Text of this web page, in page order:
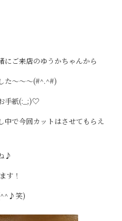
にご来店のゆうかちゃんから
た～～～(#^.^#)
手紙(:_;)♡
中で今回カットはさせてもらえ
♪
す！
笑)